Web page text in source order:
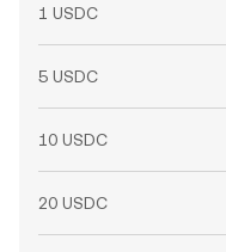
1 USDC
5 USDC
10 USDC
20 USDC